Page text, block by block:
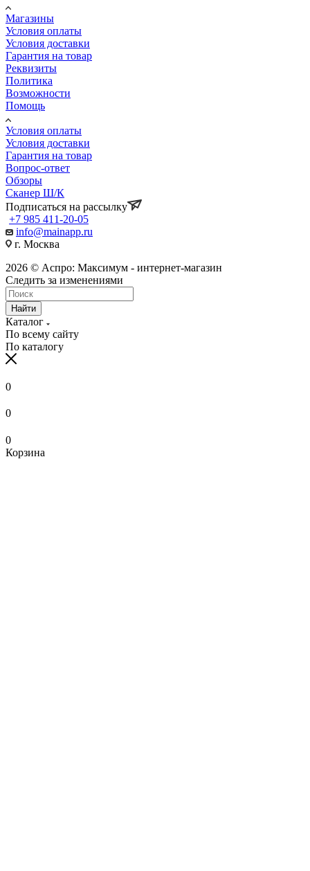
Магазины
Условия оплаты
Условия доставки
Гарантия на товар
Реквизиты
Политика
Возможности
Помощь
Условия оплаты
Условия доставки
Гарантия на товар
Вопрос-ответ
Обзоры
Сканер Ш/К
Подписаться на рассылку
+7 985 411-20-05
info@mainapp.ru
г. Москва
2026 © Аспро: Максимум - интернет-магазин
Следить за изменениями
Найти
Каталог
По всему сайту
По каталогу
0
0
0
Корзина